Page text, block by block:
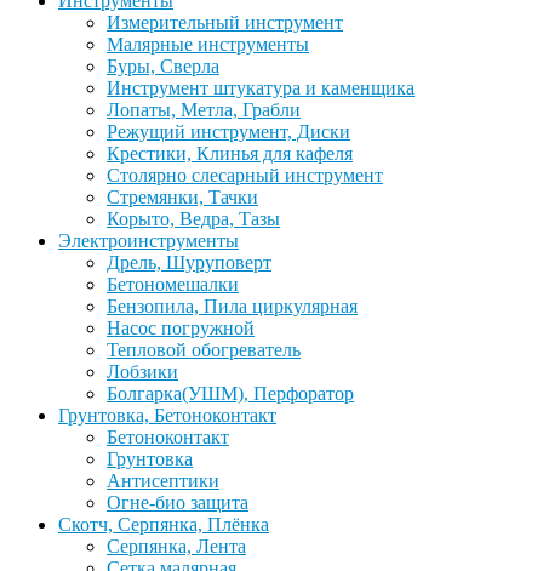
Измерительный инструмент
Малярные инструменты
Буры, Сверла
Инструмент штукатура и каменщика
Лопаты, Метла, Грабли
Режущий инструмент, Диски
Крестики, Клинья для кафеля
Столярно слесарный инструмент
Стремянки, Тачки
Корыто, Ведра, Тазы
Электроинструменты
Дрель, Шуруповерт
Бетономешалки
Бензопила, Пила циркулярная
Насос погружной
Тепловой обогреватель
Лобзики
Болгарка(УШМ), Перфоратор
Грунтовка, Бетоноконтакт
Бетоноконтакт
Грунтовка
Антисептики
Огне-био защита
Скотч, Серпянка, Плёнка
Серпянка, Лента